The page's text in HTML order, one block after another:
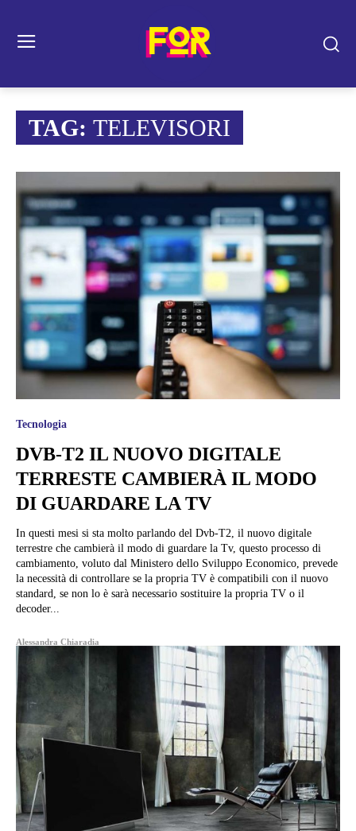
TAG: TELEVISORI
Tecnologia
DVB-T2 IL NUOVO DIGITALE
TERRESTE CAMBIERÀ IL MODO
DI GUARDARE LA TV
In questi mesi si sta molto parlando del Dvb-T2, il nuovo digitale
terrestre che cambierà il modo di guardare la Tv, questo processo di
cambiamento, voluto dal Ministero dello Sviluppo Economico, prevede
la necessità di controllare se la propria TV è compatibili con il nuovo
standard, se non lo è sarà necessario sostituire la propria TV o il
decoder...
Alessandra Chiaradia